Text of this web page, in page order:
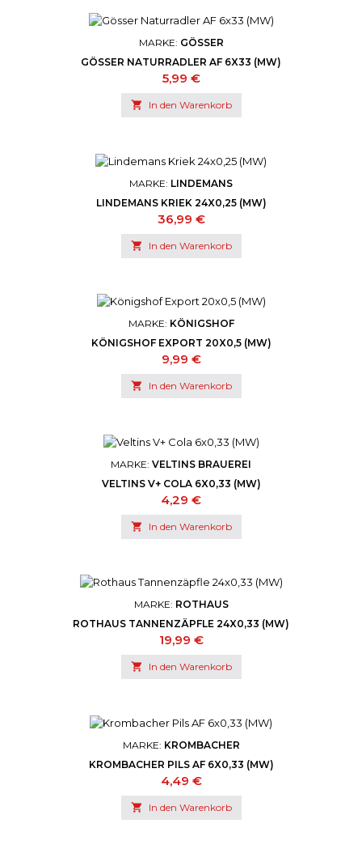
MARKE: GÖSSER
GÖSSER NATURRADLER AF 6X33 (MW)
Preis
5,99 €
 In den Warenkorb
MARKE: LINDEMANS
LINDEMANS KRIEK 24X0,25 (MW)
Preis
36,99 €
 In den Warenkorb
MARKE: KÖNIGSHOF
KÖNIGSHOF EXPORT 20X0,5 (MW)
Preis
9,99 €
 In den Warenkorb
MARKE: VELTINS BRAUEREI
VELTINS V+ COLA 6X0,33 (MW)
Preis
4,29 €
 In den Warenkorb
MARKE: ROTHAUS
ROTHAUS TANNENZÄPFLE 24X0,33 (MW)
Preis
19,99 €
 In den Warenkorb
MARKE: KROMBACHER
KROMBACHER PILS AF 6X0,33 (MW)
Preis
4,49 €
 In den Warenkorb